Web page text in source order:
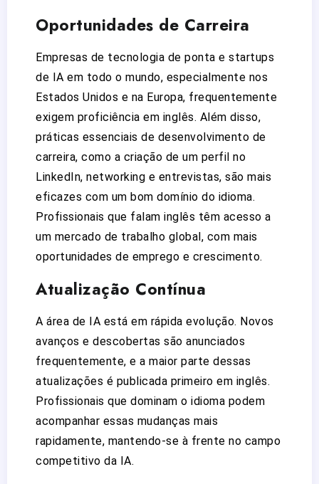
Oportunidades de Carreira
Empresas de tecnologia de ponta e startups
de IA em todo o mundo, especialmente nos
Estados Unidos e na Europa, frequentemente
exigem proficiência em inglês. Além disso,
práticas essenciais de desenvolvimento de
carreira, como a criação de um perfil no
LinkedIn, networking e entrevistas, são mais
eficazes com um bom domínio do idioma.
Profissionais que falam inglês têm acesso a
um mercado de trabalho global, com mais
oportunidades de emprego e crescimento.
Atualização Contínua
A área de IA está em rápida evolução. Novos
avanços e descobertas são anunciados
frequentemente, e a maior parte dessas
atualizações é publicada primeiro em inglês.
Profissionais que dominam o idioma podem
acompanhar essas mudanças mais
rapidamente, mantendo-se à frente no campo
competitivo da IA.